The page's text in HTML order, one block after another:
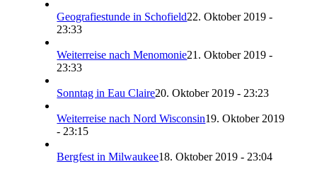
Geografiestunde in Schofield22. Oktober 2019 -
23:33
Weiterreise nach Menomonie21. Oktober 2019 -
23:33
Sonntag in Eau Claire20. Oktober 2019 - 23:23
Weiterreise nach Nord Wisconsin19. Oktober 2019
- 23:15
Bergfest in Milwaukee18. Oktober 2019 - 23:04